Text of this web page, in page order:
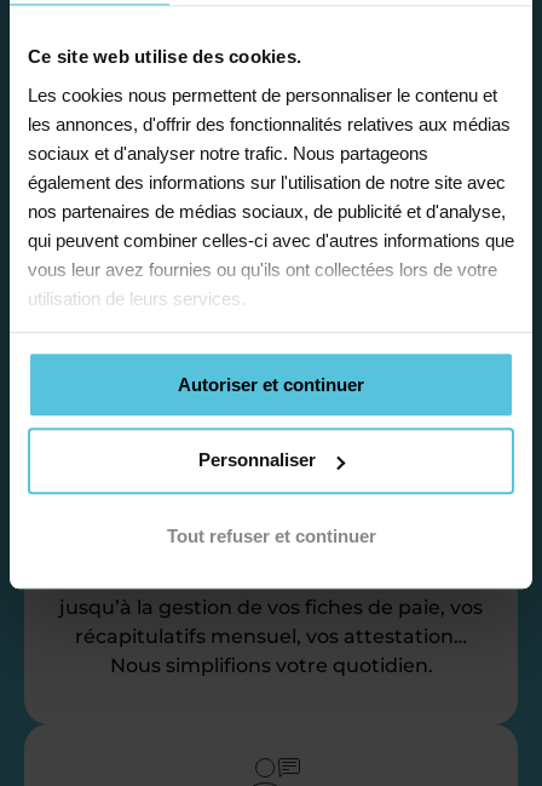
Ce site web utilise des cookies.
Les cookies nous permettent de personnaliser le contenu et
les annonces, d'offrir des fonctionnalités relatives aux médias
sociaux et d'analyser notre trafic. Nous partageons
également des informations sur l'utilisation de notre site avec
nos partenaires de médias sociaux, de publicité et d'analyse,
qui peuvent combiner celles-ci avec d'autres informations que
vous leur avez fournies ou qu'ils ont collectées lors de votre
utilisation de leurs services.
Autoriser et continuer
Personnaliser
Tout refuser et continuer
Enseignez près de chez vous, selon
vos horaires
Afin de garantir le meilleur
accompagnement, nous organisons votre
emploi du temps en fonction de votre profil,
vos disponibilités et votre flexibilité.
Déléguez vos tâches
administratives
Nos équipes d’experts se chargent de tout
jusqu’à la gestion de vos fiches de paie, vos
récapitulatifs mensuel, vos attestation…
Nous simplifions votre quotidien.